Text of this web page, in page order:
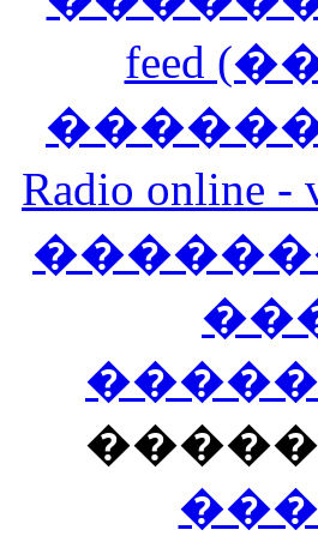
feed
Radio